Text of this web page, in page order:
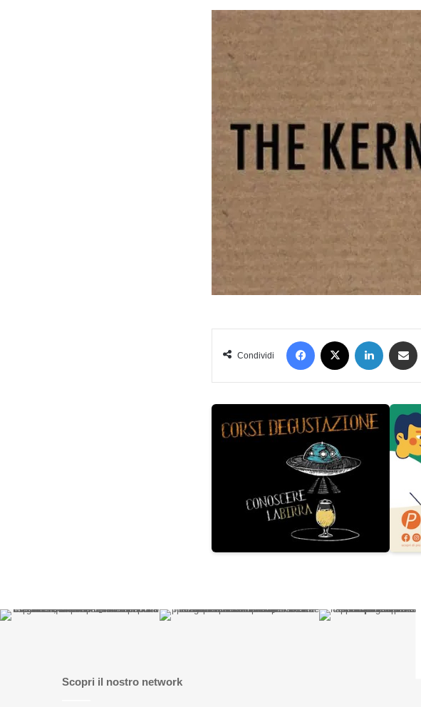
Condividi
Facebook LinkedIn
Scopri il nostro network